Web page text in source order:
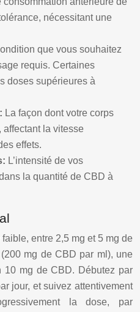
nécessitant une
que vous souhaitez
requis. Certaines
doses supérieures à
La façon dont votre corps
la vitesse
effets.
L’intensité de vos
la quantité de CBD à
entre 2,5 mg et 5 mg de
mg de CBD par ml), une
10 mg de CBD. Débutez par
jour, et suivez attentivement
la dose, par